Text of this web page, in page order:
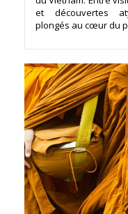
et découvertes
plongés au cœur du